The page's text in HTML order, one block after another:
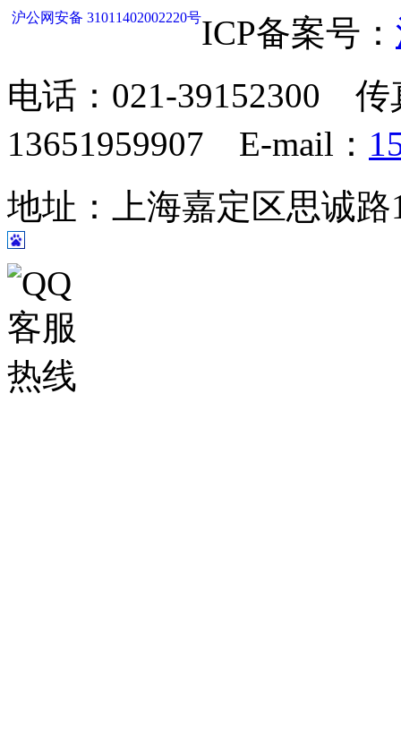
沪公网安备 31011402002220号ICP备案号：
电话：021-39152300
13651959907 E-mail：
地址：上海嘉定区思诚